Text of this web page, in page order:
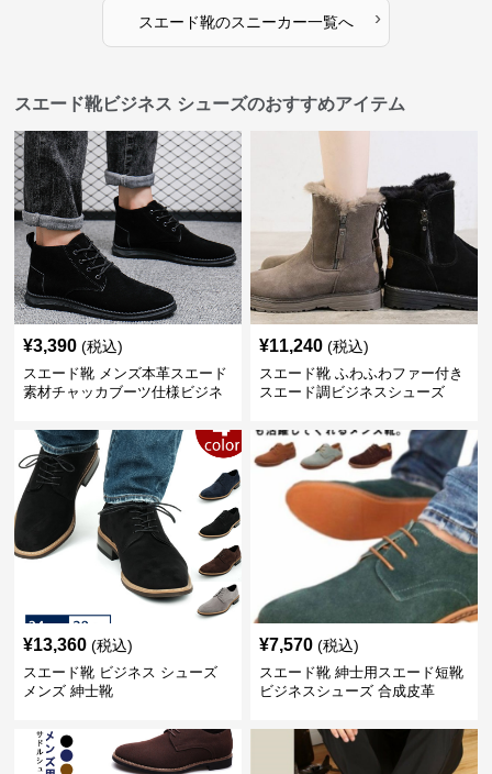
スエード靴のスニーカー一覧へ ›
スエード靴ビジネス シューズのおすすめアイテム
¥3,390 (税込)
スエード靴 メンズ本革スエード
素材チャッカブーツ仕様ビジネ
¥11,240 (税込)
スエード靴 ふわふわファー付き
スエード調ビジネスシューズ
¥13,360 (税込)
スエード靴 ビジネス シューズ
メンズ 紳士靴
¥7,570 (税込)
スエード靴 紳士用スエード短靴
ビジネスシューズ 合成皮革